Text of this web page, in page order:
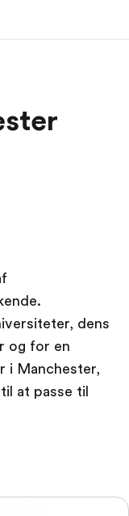
dens
og for en
i Manchester,
at passe til